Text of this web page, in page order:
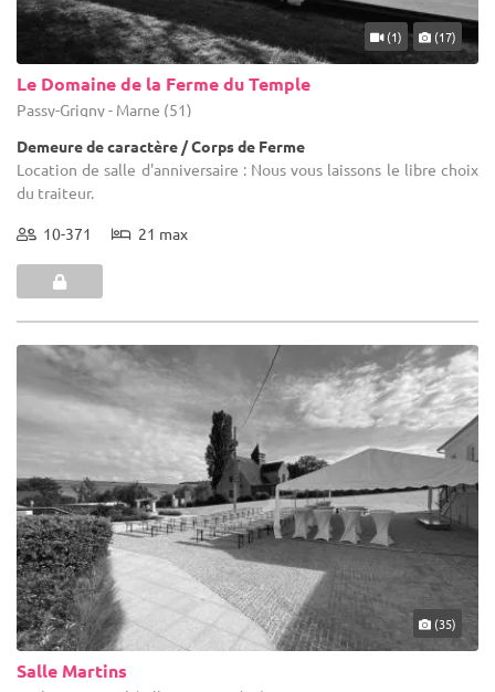
(1) (17)
Le Domaine de la Ferme du Temple
Passy-Grigny - Marne (51)
Demeure de caractère / Corps de Ferme
Location de salle d'anniversaire : Nous vous laissons le libre choix
du traiteur.
10-371 21 max
(35)
Salle Martins